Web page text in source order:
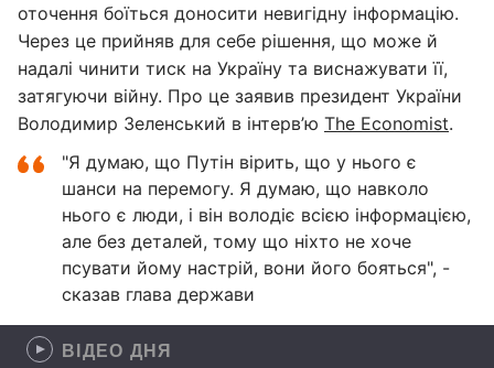
оточення боїться доносити невигідну інформацію.
Через це прийняв для себе рішення, що може й
надалі чинити тиск на Україну та виснажувати її,
затягуючи війну. Про це заявив президент України
Володимир Зеленський в інтерв’ю The Economist.
"Я думаю, що Путін вірить, що у нього є
шанси на перемогу. Я думаю, що навколо
нього є люди, і він володіє всією інформацією,
але без деталей, тому що ніхто не хоче
псувати йому настрій, вони його бояться", -
сказав глава держави
ВІДЕО ДНЯ